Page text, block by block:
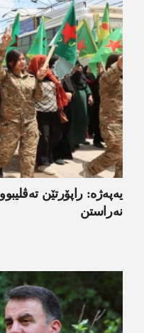
یەپەژە: راپۆرتێن
نەراستن